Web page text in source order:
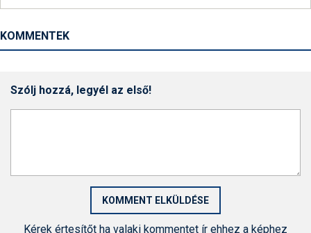
KOMMENTEK
Szólj hozzá, legyél az első!
Kérek értesítőt ha valaki kommentet ír ehhez a képhez